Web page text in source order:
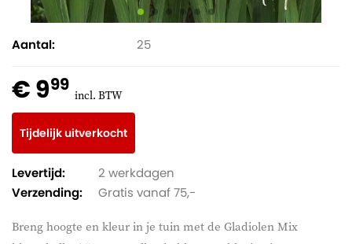
Breng hoogte en kleur in je tuin met de Gladiolen Mix
Aantal 25
€ 999 incl. BTW
Tijdelijk uitverkocht
Levertijd:
2 werkdagen
Verzending:
Gratis vanaf 75,-